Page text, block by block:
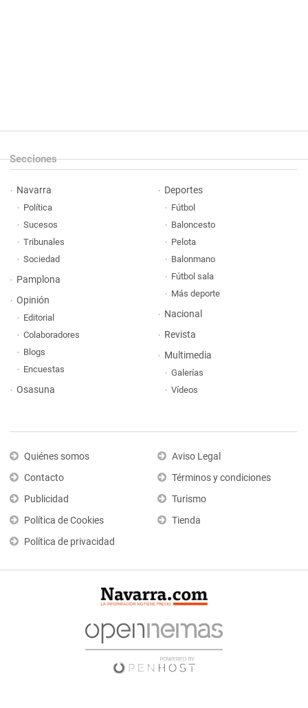
Secciones
Navarra
Política
Sucesos
Tribunales
Sociedad
Pamplona
Opinión
Editorial
Colaboradores
Blogs
Encuestas
Osasuna
Deportes
Fútbol
Baloncesto
Pelota
Balonmano
Fútbol sala
Más deporte
Nacional
Revista
Multimedia
Galerías
Vídeos
Quiénes somos
Contacto
Publicidad
Política de Cookies
Política de privacidad
Aviso Legal
Términos y condiciones
Turismo
Tienda